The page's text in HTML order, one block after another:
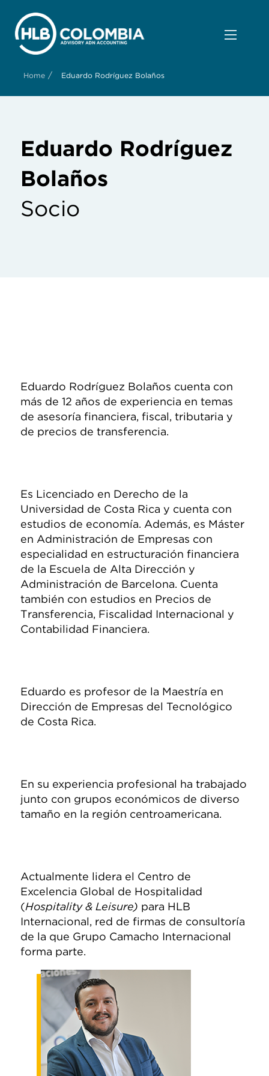
Home / Eduardo Rodríguez Bolaños
Eduardo Rodríguez
Bolaños
Socio
Eduardo Rodríguez Bolaños cuenta con
más de 12 años de experiencia en temas
de asesoría financiera, fiscal, tributaria y
de precios de transferencia.
Es Licenciado en Derecho de la
Universidad de Costa Rica y cuenta con
estudios de economía. Además, es Máster
en Administración de Empresas con
especialidad en estructuración financiera
de la Escuela de Alta Dirección y
Administración de Barcelona. Cuenta
también con estudios en Precios de
Transferencia, Fiscalidad Internacional y
Contabilidad Financiera.
Eduardo es profesor de la Maestría en
Dirección de Empresas del Tecnológico
de Costa Rica.
En su experiencia profesional ha trabajado
junto con grupos económicos de diverso
tamaño en la región centroamericana.
Actualmente lidera el Centro de
Excelencia Global de Hospitalidad
(Hospitality & Leisure) para HLB
Internacional, red de firmas de consultoría
de la que Grupo Camacho Internacional
forma parte.